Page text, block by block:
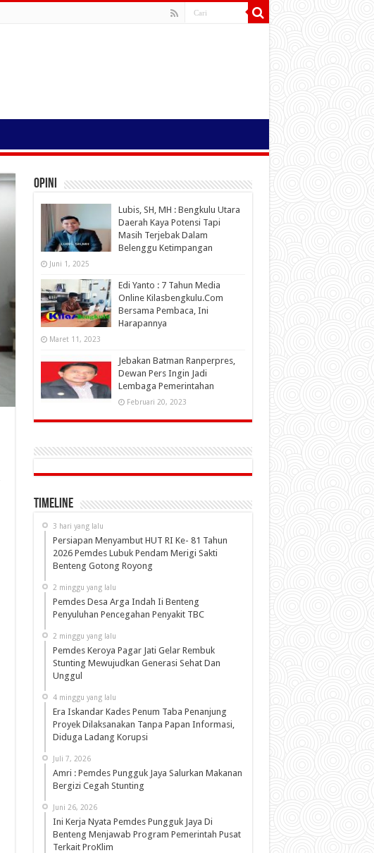
OPINI
Lubis, SH, MH : Bengkulu Utara
Daerah Kaya Potensi Tapi
Masih Terjebak Dalam
Belenggu Ketimpangan
Juni 1, 2025
Edi Yanto : 7 Tahun Media
Online Kilasbengkulu.Com
Bersama Pembaca, Ini
Harapannya
Maret 11, 2023
Jebakan Batman Ranperpres,
Dewan Pers Ingin Jadi
Lembaga Pemerintahan
Februari 20, 2023
Timeline
3 hari yang lalu
Persiapan Menyambut HUT RI Ke- 81 Tahun
2026 Pemdes Lubuk Pendam Merigi Sakti
Benteng Gotong Royong
2 minggu yang lalu
Pemdes Desa Arga Indah Ii Benteng
Penyuluhan Pencegahan Penyakit TBC
2 minggu yang lalu
Pemdes Keroya Pagar Jati Gelar Rembuk
Stunting Mewujudkan Generasi Sehat Dan
Unggul
4 minggu yang lalu
Era Iskandar Kades Penum Taba Penanjung
Proyek Dilaksanakan Tanpa Papan Informasi,
Diduga Ladang Korupsi
Juli 7, 2026
Amri : Pemdes Pungguk Jaya Salurkan Makanan
Bergizi Cegah Stunting
Juni 26, 2026
Ini Kerja Nyata Pemdes Pungguk Jaya Di
Benteng Menjawab Program Pemerintah Pusat
Terkait ProKlim